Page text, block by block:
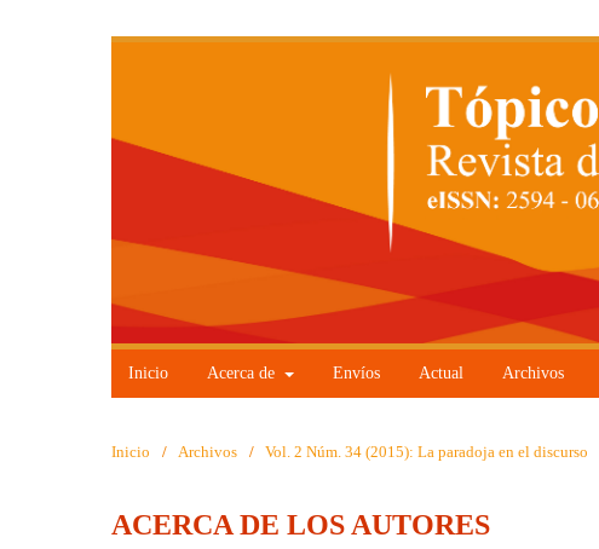
Inicio Acerca de Envíos Actual Archivos
Inicio / Archivos / Vol. 2 Núm. 34 (2015): La paradoja en el discurso
ACERCA DE LOS AUTORES